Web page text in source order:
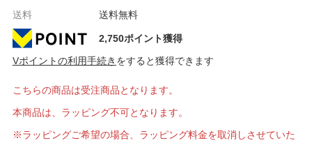
送料
送料無料
2,750ポイント獲得
Vポイントの利用手続き をすると獲得できます
こちらの商品は受注商品となります。
本商品は、ラッピング不可となります。
※ラッピングご希望の場合、ラッピング料金を取消しさせていた